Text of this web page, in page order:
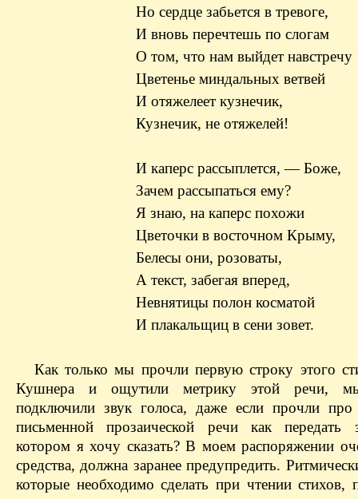
Но сердце забьется в тревоге,
И вновь перечтешь по слогам
О том, что нам выйдет навстречу
Цветенье миндальных ветвей
И отяжелеет кузнечик,
Кузнечик, не отяжелей!
И каперс рассыплется, — ​Боже,
Зачем рассыпаться ему?
Я знаю, на каперс похожи
Цветочки в восточном Крыму,
Белесы они, розоваты,
А текст, забегая вперед,
Невнятицы полон косматой
И плакальщиц в сени зовет.
Как только мы прочли первую строку этого
Кушнера и ощутили метрику этой речи,
подключили звук голоса, даже если прочли
письменной прозаической речи как передать
котором я хочу сказать? В моем распоряжении
средства, должна заранее предупредить.
которые необходимо сделать при чтении стихов,